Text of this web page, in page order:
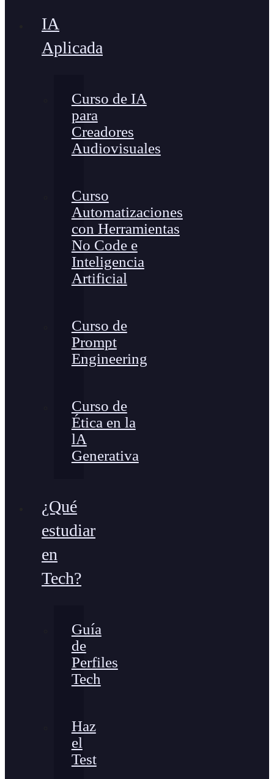
IA
Aplicada
Curso de IA
para
Creadores
Audiovisuales
Curso
Automatizaciones
con Herramientas
No Code e
Inteligencia
Artificial
Curso de
Prompt
Engineering
Curso de
Ética en la
lA
Generativa
¿Qué
estudiar
en
Tech?
Guía
de
Perfiles
Tech
Haz
el
Test